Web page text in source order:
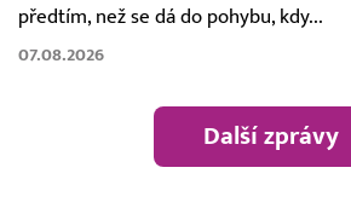
předtím, než se dá do pohybu, kdy...
07.08.2026
Další zprávy